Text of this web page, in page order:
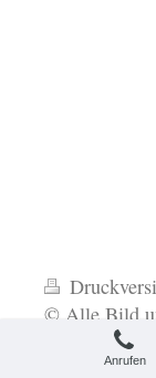
© Alle Bild
Bernd Günther
Anrufen